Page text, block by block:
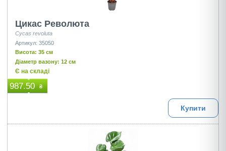
Цикас Революта
Cycas revoluta
Артикул: 35050
Висота: 35 см
Діаметр вазону: 12 см
Є на складі
987.50 ₴
Купити